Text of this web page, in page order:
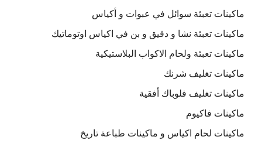
ماكينات تعبئة سوائل في عبوات و أكياس
ماكينات تعبئة نشا و دقيق و بن في اكياس اوتوماتيك
ماكينات تعبئة ولحام الاكواب البلاستيكية
ماكينات تغليف شرنك
ماكينات تغليف فلوباك أفقية
ماكينات فاكيوم
ماكينات لحام اكياس و ماكينات طباعة تاريخ